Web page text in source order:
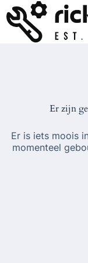
naar
de
inhoud
Er zijn
Er is iets moois
momenteel